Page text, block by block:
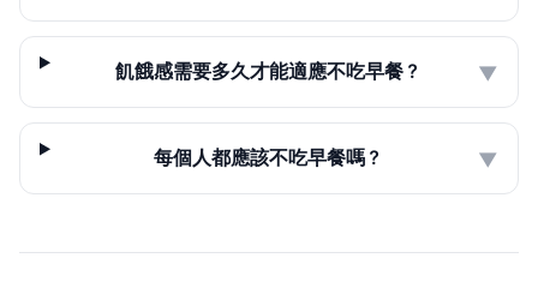
飢餓感需要多久才能適應不吃早餐？ ▼
每個人都應該不吃早餐嗎？ ▼